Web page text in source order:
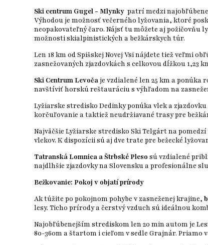
Ski centrum Gugel - Mlynky patrí medzi
Výhodou je možnosť večerného lyžovania, ktoré
neopakovateľný čaro. Nájsť tu môžete aj
možnosti skialpinistických a bežkárskych túr.
Len 18 km od Spišskej Novej Vsi nájdete tiež veľmi
zasnežovaných zjazdovkách s celkovou dĺžkou
Ski Centrum Levočaje vzdialené len 25 km a
navštíviť horskú reštauráciu s výhľadom na
Lyžiarske stredisko Dedinky ponúka vlek a
korčuľovanie a taktiež neudržiavané trasy pre
Najväčšie Lyžiarske stredisko Ski Telgárt na
vlekov. K dispozícii sú aj dve trate pre bežecké
Tatranská Lomnica a Štrbské Pleso sú vzdialené
najdlhšie zjazdovky na Slovensku a profesionálne
Bežkovanie: Pokoj v objatí prírody
Ak túžite po pokojnom pohybe v zasneženej krajine,
lesy. Ticho prírody a čerstvý vzduch sú ideálnou
Najobľúbenejším strediskom len 20 min autom je
80-360m a štartom i cieľom v sedle Grajnár.